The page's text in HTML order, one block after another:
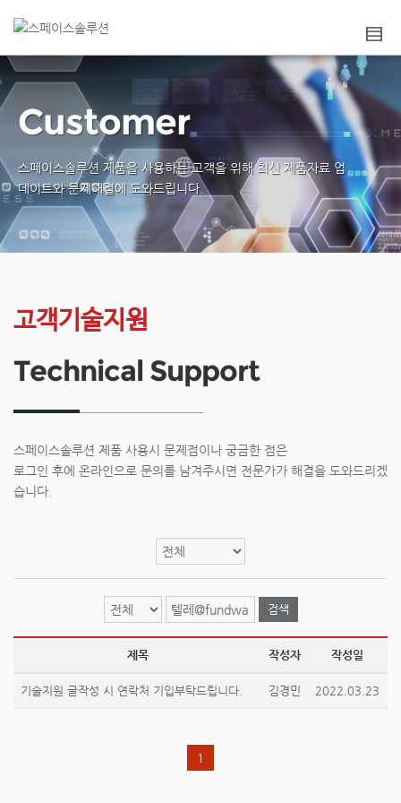
스페이스솔루션 제품을 사용하는 고객을 위해최신 제품자료 업
데이트와 문제해결에 도와드립니다.
Customer
고객기술지원
Technical Support
스페이스솔루션 제품 사용시 문제점이나 궁금한 점은
로그인 후에 온라인으로 문의를 남겨주시면 전문가가 해결을 도와드리겠
습니다.
검색
제목 작성자 작성일
기술지원 글작성 시 연락처 기입부탁드립니다. 김경민 2022.03.23
1